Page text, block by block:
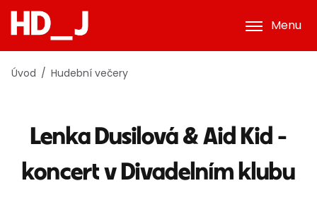
Menu
Úvod Hudební večery
Lenka Dusilová & Aid Kid -
koncert v Divadelním klubu